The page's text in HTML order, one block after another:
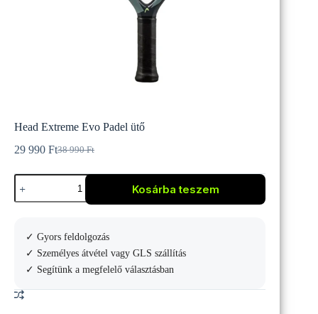
Head Extreme Evo Padel ütő
38 990Ft
Original
990 Ft.
29 990 FtCurrent
990 Ft.
Head
Extreme
Evo
mennyiség
Kosárba teszem
✓ Gyors feldolgozás
✓ Személyes átvétel vagy GLS szállítás
✓ Segítünk a megfelelő választásban